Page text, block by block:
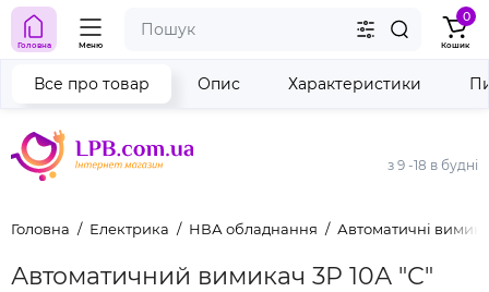
з 9 -18 в будні
Головна Меню
0
Кошик
Головна Електрика НВА обладнання Автоматичні
Автоматичний вимикач 3Р 10А "С"
Все про товар Опис Характеристики